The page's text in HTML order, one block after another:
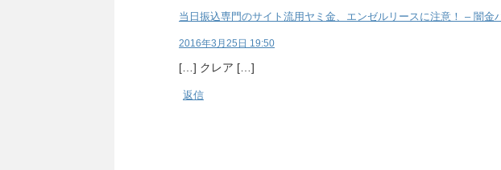
当日振込専門のサイト流用ヤミ金、エンゼルリースに注意！ – 闇金
2016年3月25日 19:50
[…] クレア […]
返信